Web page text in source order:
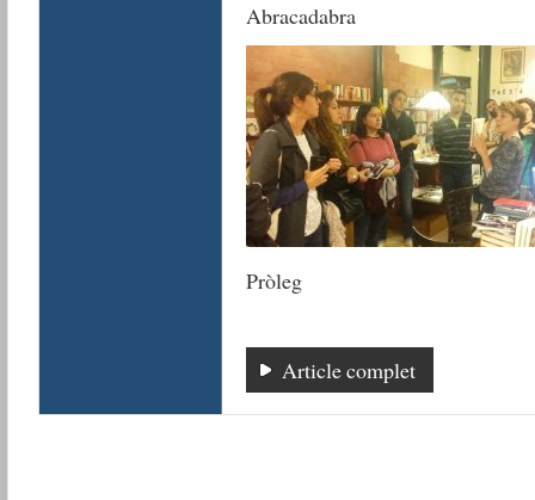
Abracadabra
Pròleg
Article complet